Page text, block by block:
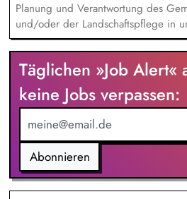
Weiterbildungsangeboten online
Planung und Verantwortung des
und/oder der Landschaftspflege in
Berlin-Malchow, Umsetzung eines
fachliche Anleitung und
und Beschäftigten, Organisation der
zweckmäßigen
Einhaltung von Gesundheits-,
Unfallverhütungsvorschriften.
Täglichen »Job Alert«
keine Jobs verpassen:
Abonnieren